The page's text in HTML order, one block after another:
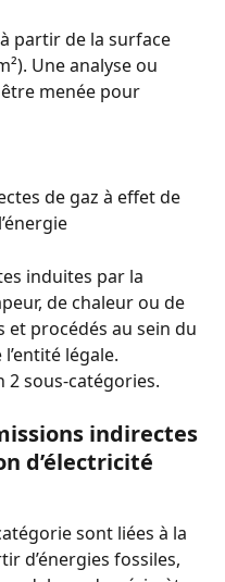
partir de la surface
Une analyse ou
menée pour
de gaz à effet de
induites par la
de chaleur ou de
procédés au sein du
légale.
2 sous-catégories.
indirectes
d’électricité
sont liées à la
d’énergies fossiles,